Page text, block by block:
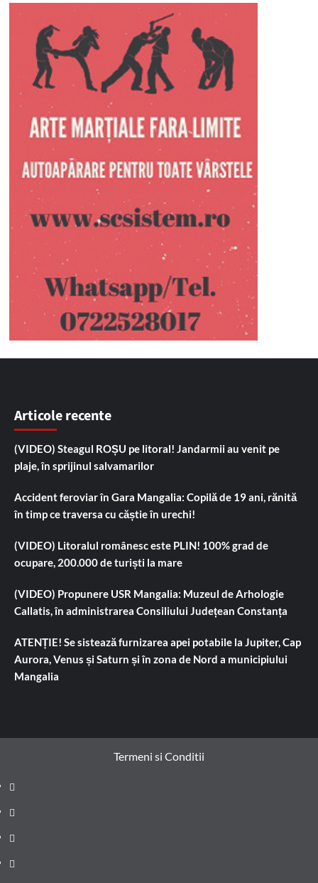
Articole recente
(VIDEO) Steagul ROȘU pe litoral! Jandarmii au venit pe
plaje, în sprijinul salvamarilor
Accident feroviar în Gara Mangalia: Copilă de 19 ani, rănită
în timp ce traversa cu căștie în urechi!
(VIDEO) Litoralul românesc este PLIN! 100% grad de
ocupare, 200.000 de turiști la mare
(VIDEO) Propunere USR Mangalia: Muzeul de Arhologie
Callatis, în administrarea Consiliului Județean Constanța
ATENȚIE! Se sistează furnizarea apei potabile la Jupiter, Cap
Aurora, Venus și Saturn și în zona de Nord a municipiului
Mangalia
Termeni si Conditii
Prima
pagină
Știri
de
ultima
Administrație
locală
Actualitate